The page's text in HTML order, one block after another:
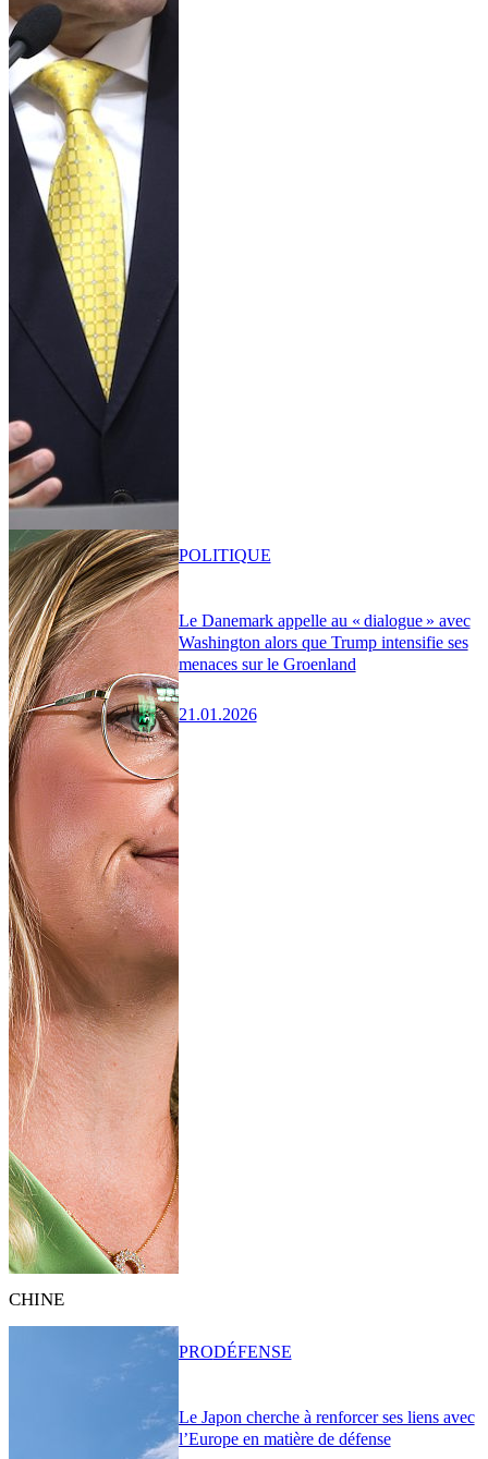
Le Danemark appelle au « dialogue » avec
Washington alors que Trump intensifie ses
menaces sur le Groenland
21.01.2026
POLITIQUE
CHINE
Le Japon cherche à renforcer ses liens avec
l’Europe en matière de défense
PRODÉFENSE